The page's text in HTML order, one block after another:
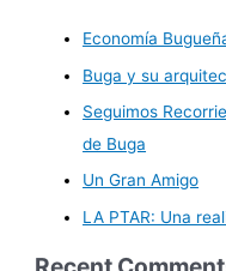
Economía
Buga y su
Seguimos
de Buga
Un Gran Amigo
LA PTAR: Una